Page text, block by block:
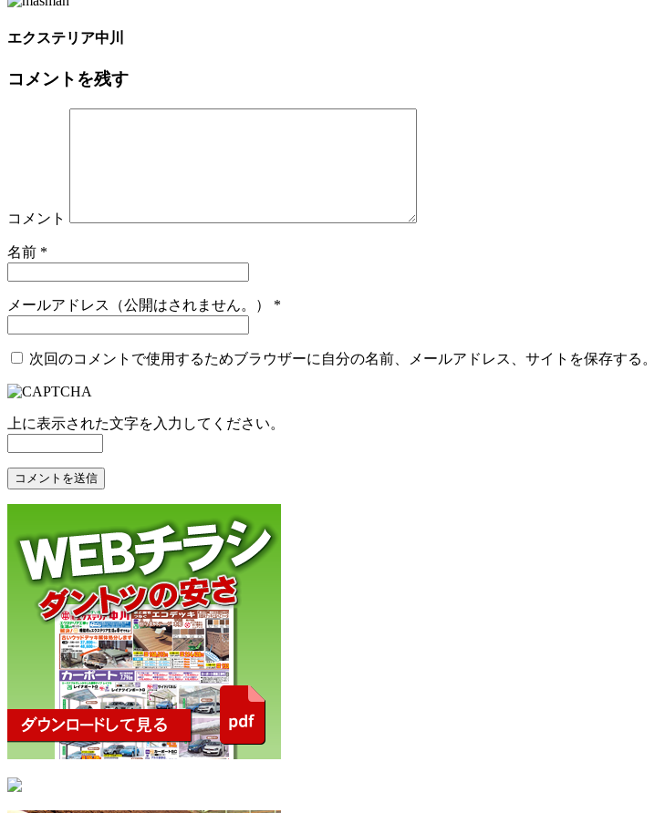
エクステリア中川
コメントを残す
コメント
名前 *
メールアドレス（公開はされません。） *
次回のコメントで使用するためブラウザーに自分の名前、メールアドレス、サイトを保存する。
上に表示された文字を入力してください。